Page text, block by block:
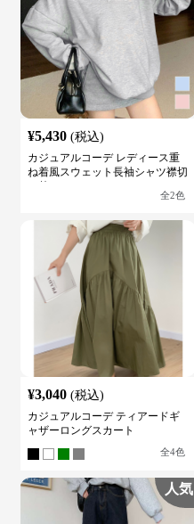
¥5,430 (税込)
カジュアルコーデ レディース重
ね着風スウェット長袖シャツ襟切
全2色
¥3,040 (税込)
カジュアルコーデ ティアードギ
ャザーロングスカート
全4色
人気